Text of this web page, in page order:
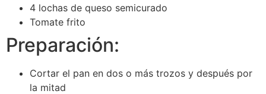
4 lochas de queso semicurado
Tomate frito
Preparación:
Cortar el pan en dos o más trozos y después por
la mitad